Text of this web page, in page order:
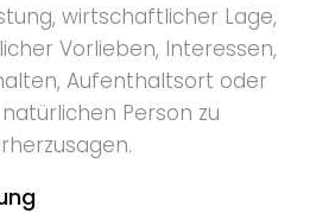
wirtschaftlicher Lage,
Vorlieben, Interessen,
Aufenthaltsort oder
Person zu